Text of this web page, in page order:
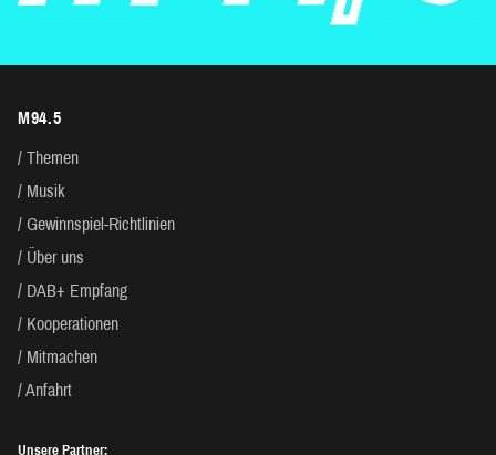
M94.5
Themen
Musik
Gewinnspiel-Richtlinien
Über uns
DAB+ Empfang
Kooperationen
Mitmachen
Anfahrt
Unsere Partner: